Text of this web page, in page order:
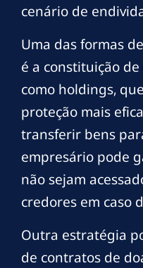
cenário de
Uma das formas
é a constituição
como holdings,
proteção mais
transferir bens
empresário pode
não sejam
credores em caso
Outra estratégia
de contratos de